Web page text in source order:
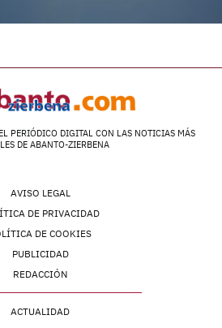
PERIÓDICO DIGITAL CON LAS NOTICIAS MÁS
DE ABANTO-ZIERBENA
AVISO LEGAL
DE PRIVACIDAD
DE COOKIES
PUBLICIDAD
REDACCIÓN
ACTUALIDAD